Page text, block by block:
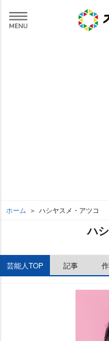
ホーム ハシヤスメ・アツコ
ハ
芸能人TOP 記事